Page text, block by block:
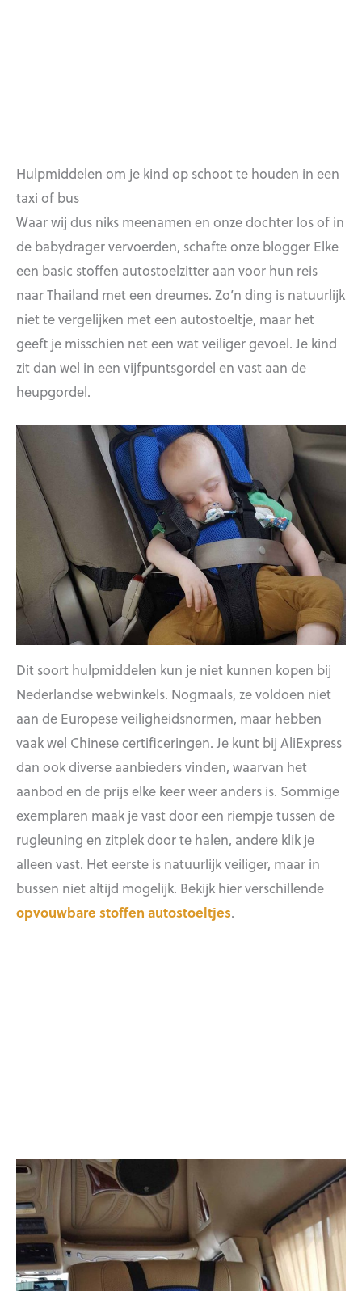
Hulpmiddelen om je kind op schoot te houden in een
taxi of bus
Waar wij dus niks meenamen en onze dochter los of in
de babydrager vervoerden, schafte onze blogger Elke
een basic stoffen autostoelzitter aan voor hun reis
naar Thailand met een dreumes. Zo’n ding is natuurlijk
niet te vergelijken met een autostoeltje, maar het
geeft je misschien net een wat veiliger gevoel. Je kind
zit dan wel in een vijfpuntsgordel en vast aan de
heupgordel.
Dit soort hulpmiddelen kun je niet kunnen kopen bij
Nederlandse webwinkels. Nogmaals, ze voldoen niet
aan de Europese veiligheidsnormen, maar hebben
vaak wel Chinese certificeringen. Je kunt bij AliExpress
dan ook diverse aanbieders vinden, waarvan het
aanbod en de prijs elke keer weer anders is. Sommige
exemplaren maak je vast door een riempje tussen de
rugleuning en zitplek door te halen, andere klik je
alleen vast. Het eerste is natuurlijk veiliger, maar in
bussen niet altijd mogelijk. Bekijk hier verschillende
opvouwbare stoffen autostoeltjes.